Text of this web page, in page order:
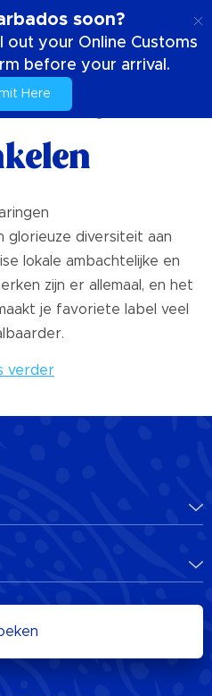
soon?
out your Online Customs
before your arrival.
Here
werelderfgoed
glorieuze diversiteit aan
lokale ambachtelijke en
zijn er allemaal, en het
je favoriete label veel
verder